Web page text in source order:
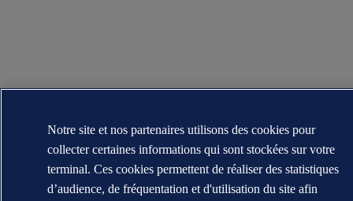
Notre site et nos partenaires utilisons des cookies pour
collecter certaines informations qui sont stockées sur votre
terminal. Ces cookies permettent de réaliser des statistiques
d’audience, de fréquentation et d'utilisation du site afin